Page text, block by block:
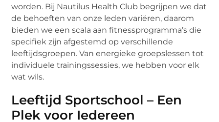
worden. Bij Nautilus Health Club begrijpen we dat
de behoeften van onze leden variëren, daarom
bieden we een scala aan fitnessprogramma’s die
specifiek zijn afgestemd op verschillende
leeftijdsgroepen. Van energieke groepslessen tot
individuele trainingssessies, we hebben voor elk
wat wils.
Leeftijd Sportschool – Een
Plek voor Iedereen